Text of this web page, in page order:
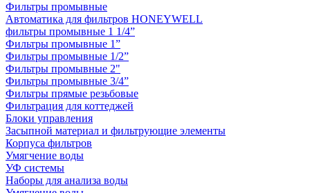
Фильтры промывные
Автоматика для фильтров HONEYWELL
фильтры промывные 1 1/4”
Фильтры промывные 1”
Фильтры промывные 1/2”
Фильтры промывные 2"
Фильтры промывные 3/4”
Фильтры прямые резьбовые
Фильтрация для коттеджей
Блоки управления
Засыпной материал и фильтрующие элементы
Корпуса фильтров
Умягчение воды
УФ системы
Наборы для анализа воды